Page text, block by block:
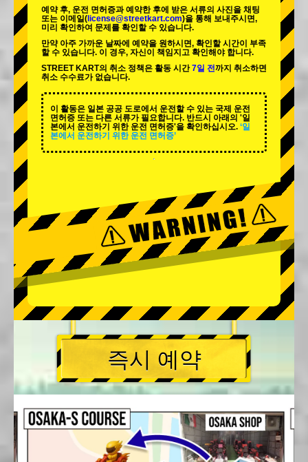
예약 후, 운전 면허증과 예약한 후에 받은 서류의 사진을 채팅
또는 이메일( license@streetkart.com)을 통해 보내주시면,
미리 확인하여 문제를 확인할 수 있습니다.
만약 아주 가까운 날짜에 예약을 원하시면, 확인할 시간이 부족
할 수 있습니다. 이 경우, 자신이 책임지고 확인해야 합니다.
STREET KART의 취소 정책은 활동 시간7일 전까지 취소하면
취소 수수료가 없습니다.
이 활동은 일본 공공 도로에서 운전할 수 있는 국제 운전
면허증 또는 다른 서류가 필요합니다. 반드시 아래의 '일
본에서 운전하기 위한 운전 면허증'을 확인하십시오. ‘일
본에서 운전하기 위한 운전 면허증’
즉시 예약